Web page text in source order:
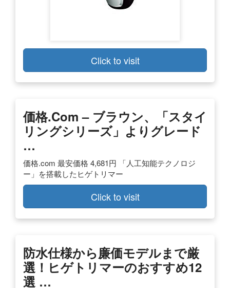
Click to visit
価格.com – ブラウン、「スタイ
リングシリーズ」よりグレード
…
価格.com 最安価格 4,681円 「人工知能テクノロジ
ー」を搭載したヒゲトリマー
Click to visit
防水仕様から廉価モデルまで厳
選！ヒゲトリマーのおすすめ12
選 …